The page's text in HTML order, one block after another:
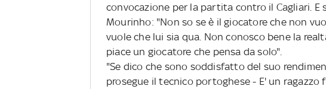
convocazione per la partita contro il Cagliari. E
Mourinho: "Non so se è il giocatore che non
vuole che lui sia qua. Non conosco bene la
piace un giocatore che pensa da solo".
"Se dico che sono soddisfatto del suo
prosegue il tecnico portoghese - E' un ragazzo